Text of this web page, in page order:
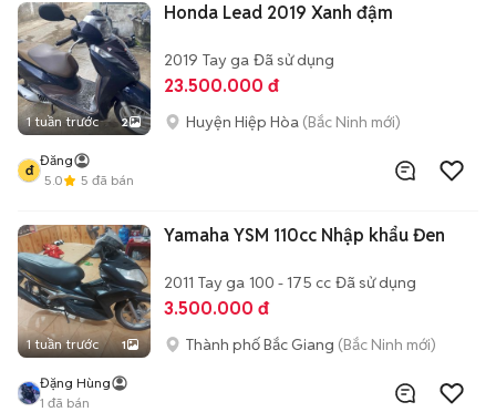
1 tuần trước 2
Honda Lead 2019 Xanh đậm
2019 Tay ga Đã sử dụng
23.500.000 đ
Huyện Hiệp Hòa (Bắc Ninh mới)
đ
Đăng
5.0
5 đã bán
1 tuần trước 1
Yamaha YSM 110cc Nhập khẩu Đen
2011 Tay ga 100 - 175 cc Đã sử dụng
3.500.000 đ
Thành phố Bắc Giang (Bắc Ninh mới)
Đặng Hùng
1 đã bán